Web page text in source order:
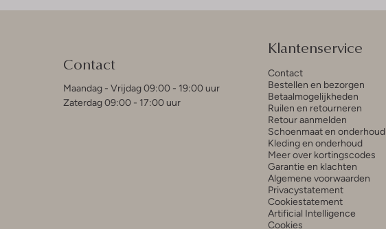
Contact
Maandag - Vrijdag 09:00 - 19:00 uur
Zaterdag 09:00 - 17:00 uur
Klantenservice
Contact
Bestellen en bezorgen
Betaalmogelijkheden
Ruilen en retourneren
Retour aanmelden
Schoenmaat en onderhoud
Kleding en onderhoud
Meer over kortingscodes
Garantie en klachten
Algemene voorwaarden
Privacystatement
Cookiestatement
Artificial Intelligence
Cookies